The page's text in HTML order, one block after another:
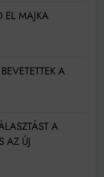
EL MAJKA
A
A
AZ ÚJ